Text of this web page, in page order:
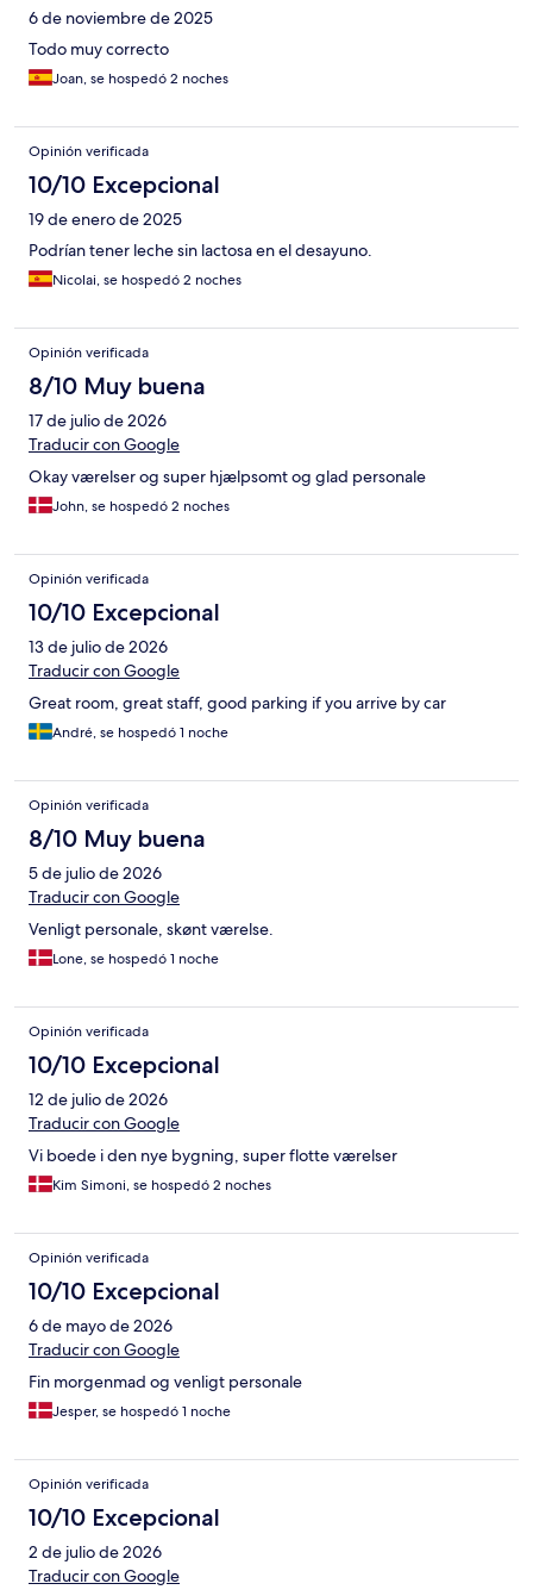
6 de noviembre de 2025
Todo muy correcto
Joan, se hospedó 2 noches
Opinión verificada
10/10 Excepcional
19 de enero de 2025
Podrían tener leche sin lactosa en el desayuno.
Nicolai, se hospedó 2 noches
Opinión verificada
8/10 Muy buena
17 de julio de 2026
Traducir con Google
Okay værelser og super hjælpsomt og glad personale
John, se hospedó 2 noches
Opinión verificada
10/10 Excepcional
13 de julio de 2026
Traducir con Google
Great room, great staff, good parking if you arrive by car
André, se hospedó 1 noche
Opinión verificada
8/10 Muy buena
5 de julio de 2026
Traducir con Google
Venligt personale, skønt værelse.
Lone, se hospedó 1 noche
Opinión verificada
10/10 Excepcional
12 de julio de 2026
Traducir con Google
Vi boede i den nye bygning, super flotte værelser
Kim Simoni, se hospedó 2 noches
Opinión verificada
10/10 Excepcional
6 de mayo de 2026
Traducir con Google
Fin morgenmad og venligt personale
Jesper, se hospedó 1 noche
Opinión verificada
10/10 Excepcional
2 de julio de 2026
Traducir con Google